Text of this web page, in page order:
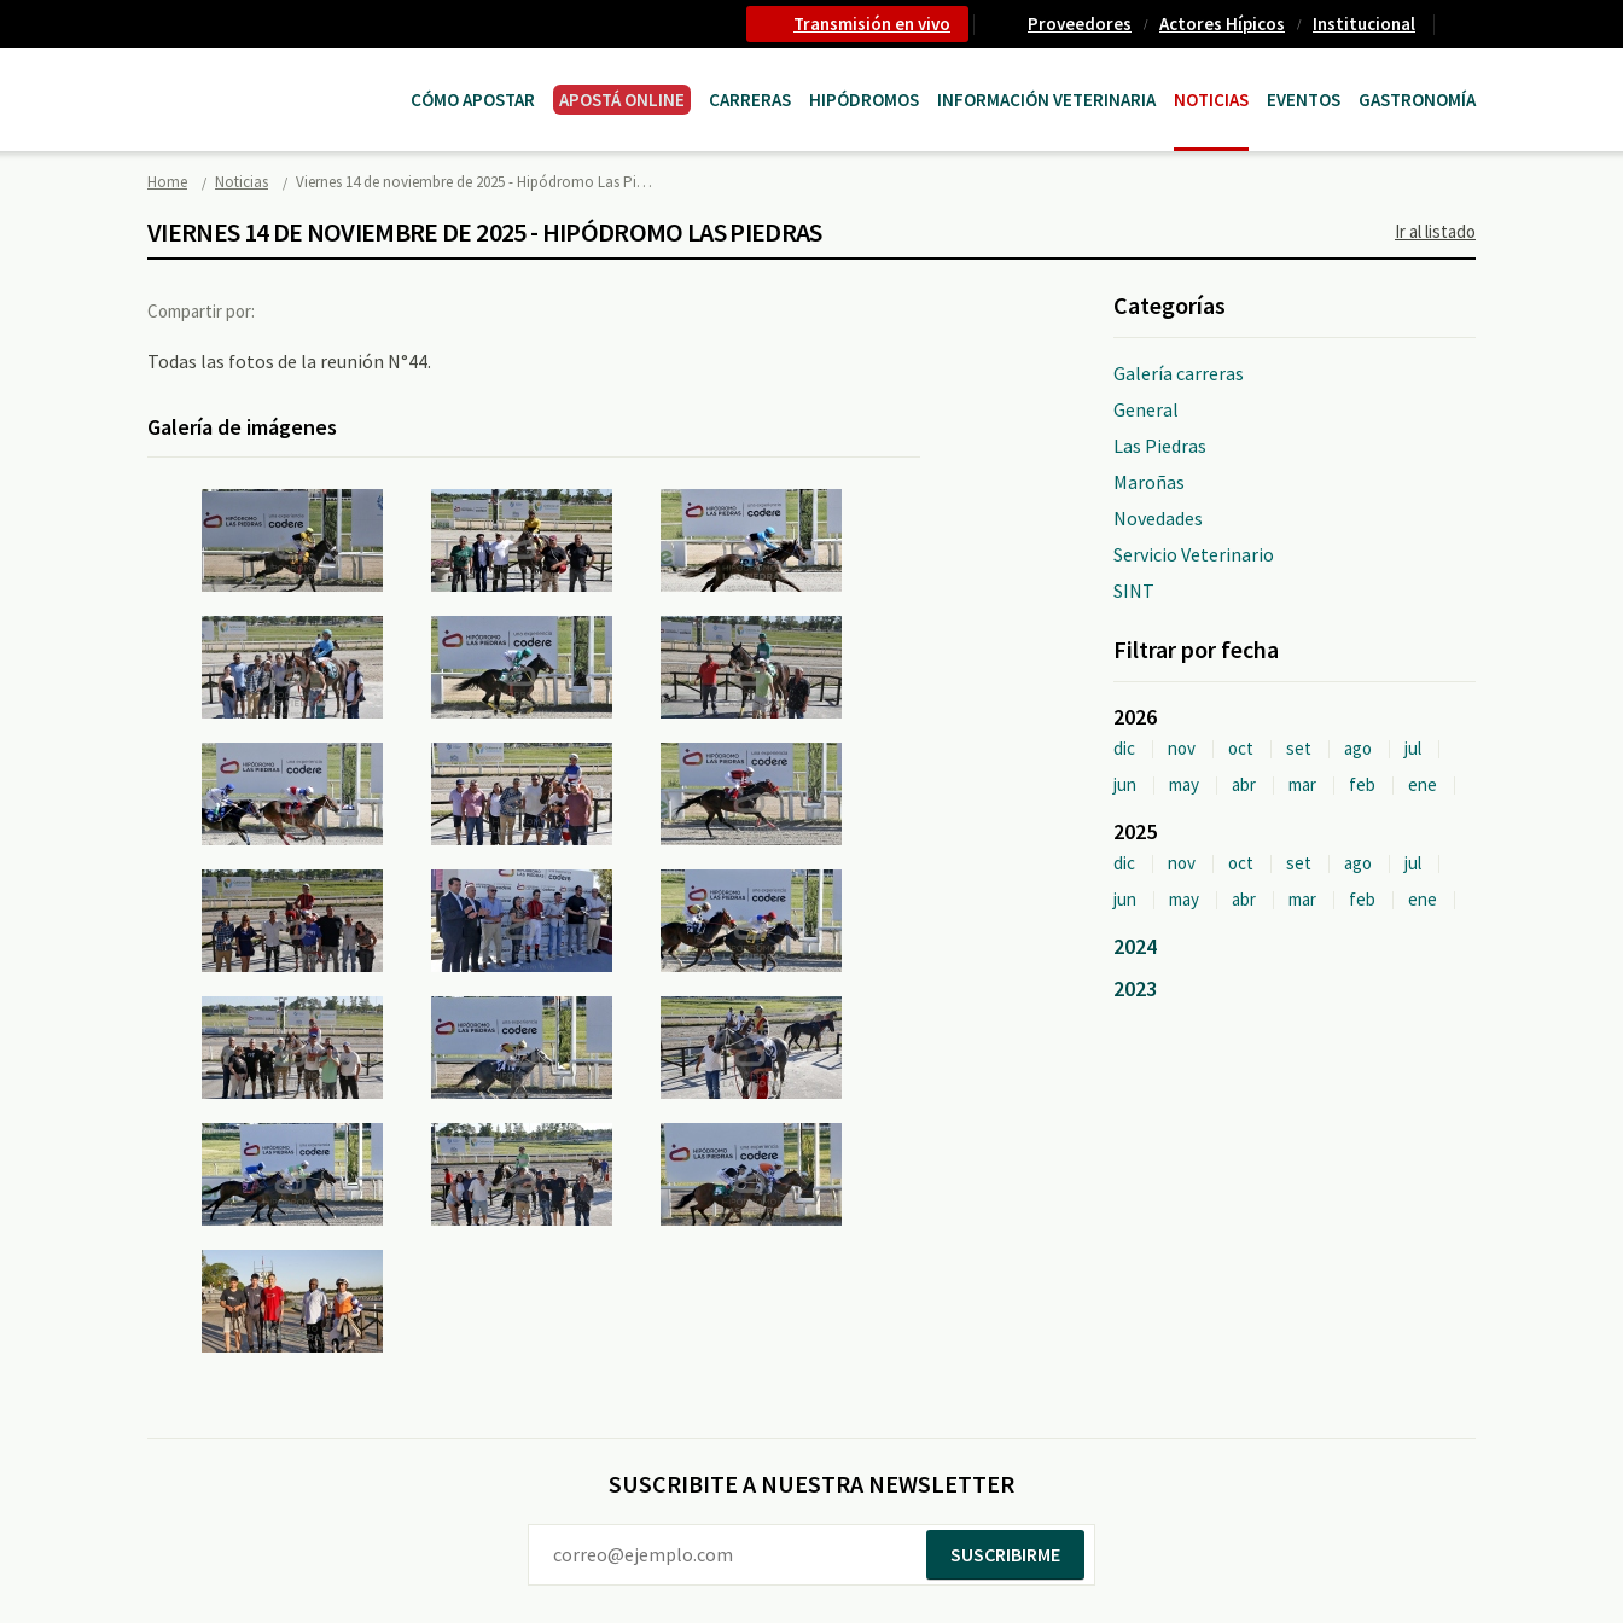
Transmisión en vivo Proveedores Actores Hípicos Institucional
CÓMO APOSTAR APOSTÁ ONLINE CARRERAS HIPÓDROMOS INFORMACIÓN VETERINARIA NOTICIAS EVENTOS GASTRONOMÍA
Home Noticias Viernes 14 de noviembre de 2025 - Hipódromo Las Pi…
VIERNES 14 DE NOVIEMBRE DE 2025 - HIPÓDROMO LAS PIEDRAS Ir al listado
Compartir por:
Todas las fotos de la reunión N°44.
Galería de imágenes
Categorías
Galería carreras
General
Las Piedras
Maroñas
Novedades
Servicio Veterinario
SINT
Filtrar por fecha
2026
dic nov oct set ago
jul
jun
may abr mar feb ene
2025
dic nov oct set ago
jul
jun
may abr mar feb ene
2024
2023
SUSCRIBITE A NUESTRA NEWSLETTER
SUSCRIBIRME